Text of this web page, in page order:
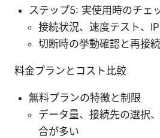
ステップ5: 実使用時のチェ
接続状況、速度テスト、
切断時の挙動確認と再接
料金プランとコスト比較
無料プランの特徴と制限
データ量、接続先の選択
合が多い